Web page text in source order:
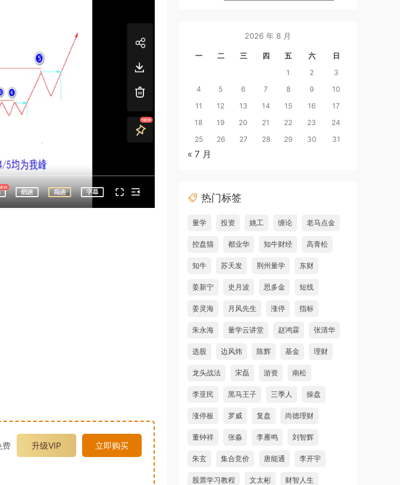
费 升级VIP 立即购买
2026 年 8 月
一 二 三 四 五 六
日
1
2
3
4
5 6 7 8 9
10
11
12 13 14 15 16
17
18
19 20 21 22 23
24
25
26 27 28 29 30 31
« 7 月
热门标签
量学 投资 姚工 缠论 老马点金
控盘猫 都业华 知牛财经 高青松
知牛 苏天发 荆州量学 东财
姜新宁 史月波 思多金 短线
姜灵海 月风先生 涨停 指标
朱永海 量学云讲堂 赵鸿霖 张清华
选股 边风炜 陈辉 基金 理财
龙头战法 宋磊 游资 南松
李亚民 黑马王子 三季人 操盘
涨停板 罗威 复盘 尚德理财
董钟祥 张淼 李雁鸣 刘智辉
朱玄 集合竞价 唐能通 李开宇
股票学习教程 文太彬 财智人生